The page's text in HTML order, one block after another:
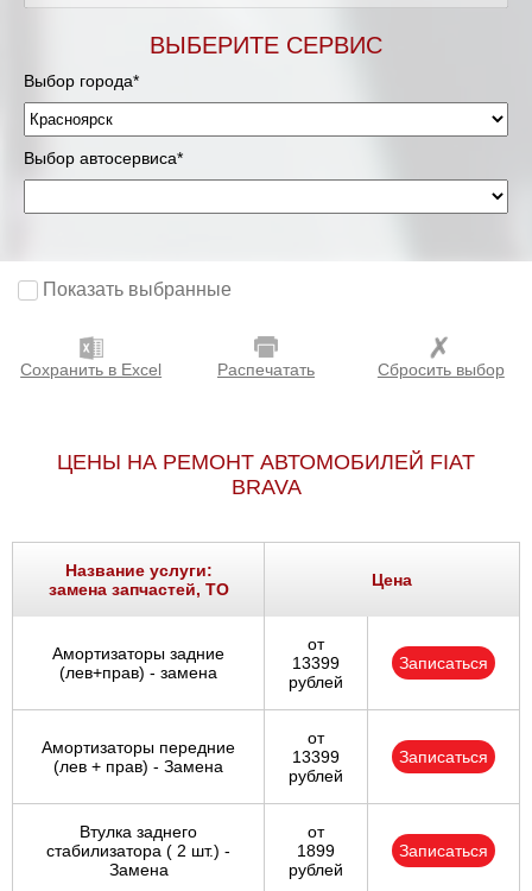
ВЫБЕРИТЕ СЕРВИС
Выбор города*
Выбор автосервиса*
Показать выбранные
Сохранить в Excel Распечатать Сбросить выбор
ЦЕНЫ НА РЕМОНТ АВТОМОБИЛЕЙ FIAT
BRAVA
Название услуги:
замена запчастей, ТО
Цена
Амортизаторы задние
(лев+прав) - замена
от
13399
рублей
Записаться
Амортизаторы передние
(лев + прав) - Замена
от
13399
рублей
Записаться
Втулка заднего
стабилизатора ( 2 шт.) -
Замена
от
1899
рублей
Записаться